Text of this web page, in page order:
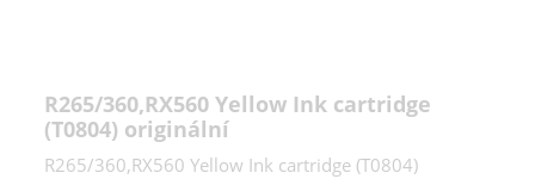
R265/360,RX560 Yellow Ink cartridge
(T0804) originální
R265/360,RX560 Yellow Ink cartridge (T0804)